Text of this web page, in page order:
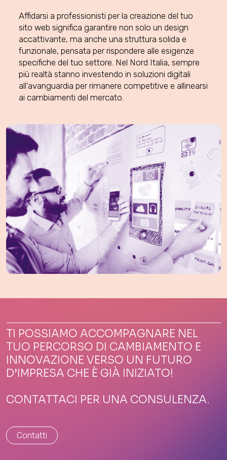
Affidarsi a professionisti per la creazione del tuo
sito web significa garantire non solo un design
accattivante, ma anche una struttura solida e
funzionale, pensata per rispondere alle esigenze
specifiche del tuo settore. Nel Nord Italia, sempre
più realtà stanno investendo in soluzioni digitali
all'avanguardia per rimanere competitive e allinearsi
ai cambiamenti del mercato.
TI POSSIAMO ACCOMPAGNARE NEL
TUO PERCORSO DI CAMBIAMENTO E
INNOVAZIONE VERSO UN FUTURO
D’IMPRESA CHE È GIÀ INIZIATO!
CONTATTACI PER UNA CONSULENZA.
Contatti